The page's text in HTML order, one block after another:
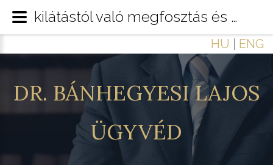
HU ENG
DR. BÁNHEGYESI LAJOS
ÜGYVÉD
kilátástól való megfosztás és az árnyékolás